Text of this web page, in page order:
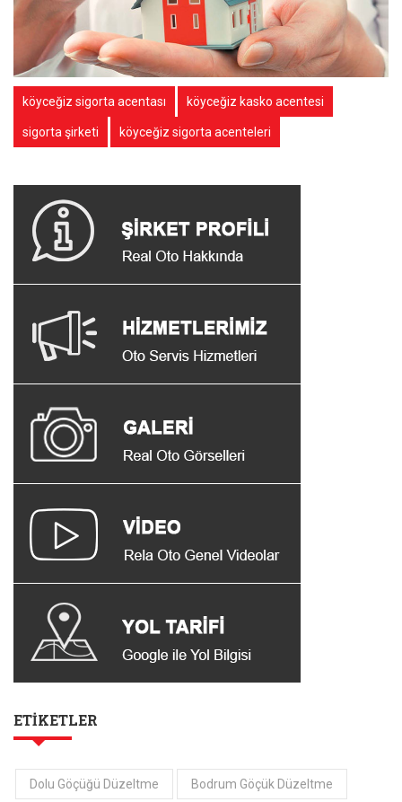
köyceğiz sigorta acentası köyceğiz kasko acentesi
sigorta şirketi köyceğiz sigorta acenteleri
ETIKETLER
Dolu Göçüğü Düzeltme Bodrum Göçük Düzeltme